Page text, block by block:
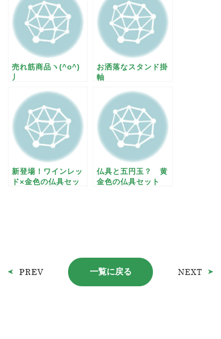
売れ筋商品ヽ(^o^)
丿
お洒落なスタンド掛
軸
新登場！ワインレッ
ド×金色の仏具セッ
仏具と五円玉？ 黄
金色の仏具セット
一覧に戻る